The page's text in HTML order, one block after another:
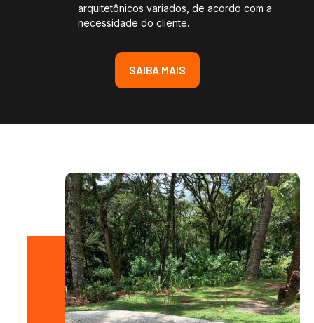
arquitetônicos variados, de acordo com a
necessidade do cliente.
SAIBA MAIS